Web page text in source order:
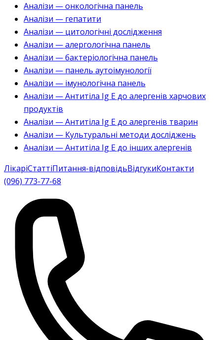
Аналізи — онкологічна панель
Аналізи — гепатити
Аналізи — цитологічні дослідження
Аналізи — алергологічна панель
Аналізи — бактеріологічна панель
Аналізи — панель аутоімунології
Аналізи — імунологічна панель
Аналізи — Антитіла Ig E до алергенів харчових
продуктів
Аналізи — Антитіла Ig E до алергенів тварин
Аналізи — Культуральні методи досліджень
Аналізи — Антитіла Ig E до інших алергенів
ЛікаріСтаттіПитання-відповідьВідгукиКонтакти
(096) 773-77-68